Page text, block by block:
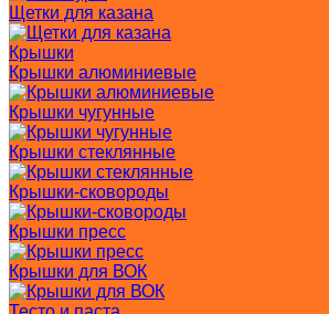
Щетки для казана
Крышки
Крышки алюминиевые
Крышки чугунные
Крышки стеклянные
Крышки-сковороды
Крышки пресс
Крышки для ВОК